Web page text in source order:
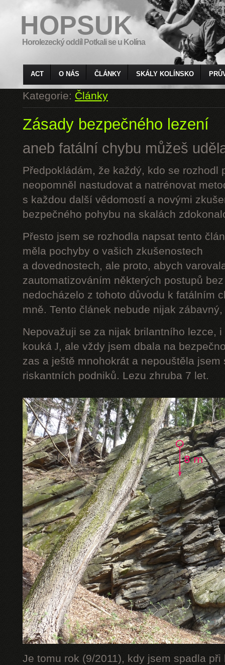
HOPSUK
Horolezecký oddíl Potkali se u Kolína
ACT O NÁS ČLÁNKY SKÁLY KOLÍNSKO
Kategorie:Články
Zásady bezpečného lezení
aneb fatální chybu můžeš
Předpokládám, že každý, kdo se rozhodl
neopomněl nastudovat a natrénovat
s každou další vědomostí a novými
bezpečného pohybu na skalách
Přesto jsem se rozhodla napsat tento
měla pochyby o vašich zkušenostech
a dovednostech, ale proto, abych
zautomatizováním některých postupů
nedocházelo z tohoto důvodu k fatálním
mně. Tento článek nebude nijak
Nepovažuji se za nijak brilantního lezce,
kouká J, ale vždy jsem dbala na
zas a ještě mnohokrát a nepouštěla
riskantních podniků. Lezu zhruba 7 let.
Je tomu rok (9/2011), kdy jsem spadla